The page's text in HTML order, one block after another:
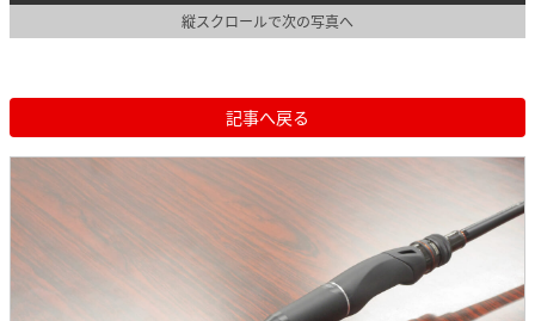
縦スクロールで次の写真へ
記事へ戻る